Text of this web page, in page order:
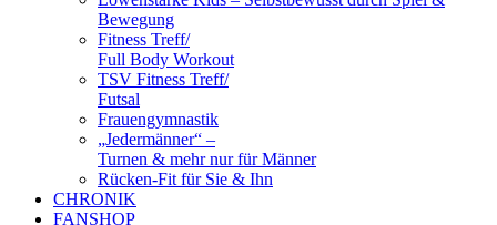
Bewegung
Fitness Treff/
Full Body Workout
TSV Fitness Treff/
Futsal
Frauengymnastik
„Jedermänner“ –
Turnen & mehr nur für Männer
Rücken-Fit für Sie & Ihn
CHRONIK
FANSHOP